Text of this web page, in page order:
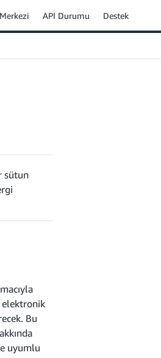
API Durumu Destek
sütun
elektronik
Bu
uyumlu